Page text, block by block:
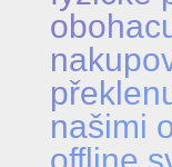
našimi